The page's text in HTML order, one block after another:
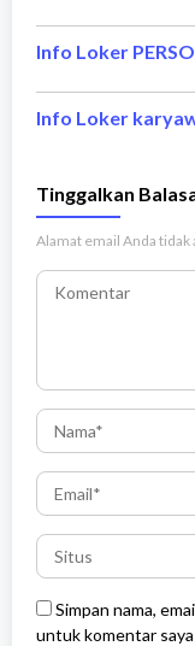
Tinggalkan
Alamat email Anda tidak
Simpan nama,
untuk komentar